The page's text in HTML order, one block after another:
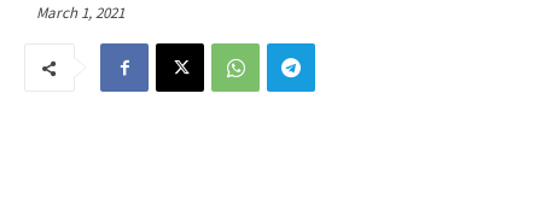
March 1, 2021